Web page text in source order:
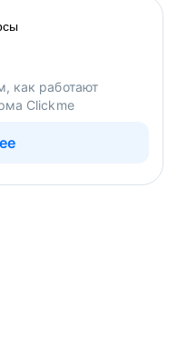
как работают
Clickme